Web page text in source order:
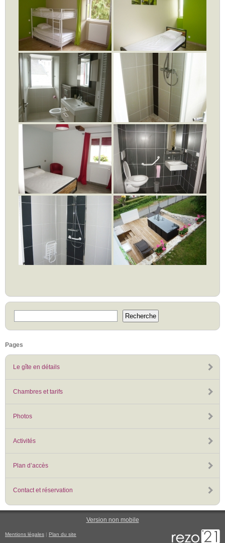
Pages
Le gîte en détails
Chambres et tarifs
Photos
Activités
Plan d’accès
Contact et réservation
Version non mobile
Mentions légales | Plan du site